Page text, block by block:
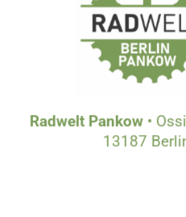
Radwelt Pankow•
13187